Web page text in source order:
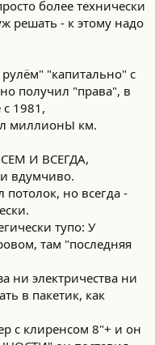
более технически
решать - к этому надо
"капитально" с
получил "права", в
1981,
миллионЫ км.
И ВСЕГДА,
вдумчиво.
но всегда -
тупо: У
там "последняя
ни электричества ни
в пакетик, как
с клиренсом 8"+ и он